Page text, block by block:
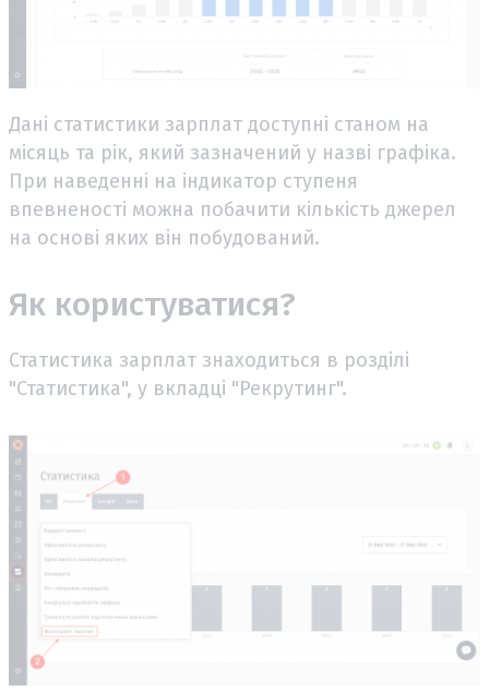
Дані статистики зарплат доступні станом на
місяць та рік, який зазначений у назві графіка.
При наведенні на індикатор ступеня
впевненості можна побачити кількість джерел
на основі яких він побудований.
Як користуватися?
Статистика зарплат знаходиться в розділі
"Статистика", у вкладці "Рекрутинг".